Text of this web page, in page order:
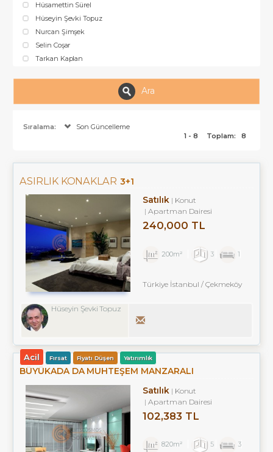
Hüsamettin Sürel
Hüseyin Şevki Topuz
Nurcan Şimşek
Selin Coşar
Tarkan Kaplan
Ara
Sıralama:
Son Güncelleme
1 - 8
Toplam: 8
ASIRLIK KONAKLAR 3+1
Satılık
Konut
Apartman Dairesi
240,000 TL
200m² 3 1
Türkiye İstanbul / Çekmeköy
Hüseyin Şevki Topuz
Acil Fırsat Fiyatı Düşen Yatırımlık
BÜYÜKADA DA MUHTEŞEM MANZARALI
Satılık
Konut
Apartman Dairesi
102,383 TL
820m² 5 3